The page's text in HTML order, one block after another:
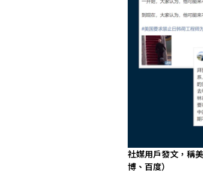
社媒用戶發文，稱
博、百度）